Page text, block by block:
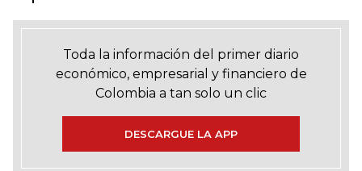
Toda la información del primer diario
económico, empresarial y financiero de
Colombia a tan solo un clic
DESCARGUE LA APP